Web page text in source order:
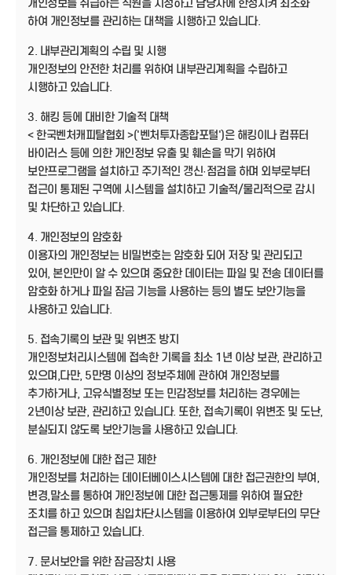
개인정보를 취급하는 직원을 지정하고 담당자에 한정시켜 최소화
하여 개인정보를 관리하는 대책을 시행하고 있습니다.
2. 내부관리계획의 수립 및 시행
개인정보의 안전한 처리를 위하여 내부관리계획을 수립하고
시행하고 있습니다.
3. 해킹 등에 대비한 기술적 대책
< 한국벤처캐피탈협회 >('벤처투자종합포털')은 해킹이나 컴퓨터
바이러스 등에 의한 개인정보 유출 및 훼손을 막기 위하여
보안프로그램을 설치하고 주기적인 갱신·점검을 하며 외부로부터
접근이 통제된 구역에 시스템을 설치하고 기술적/물리적으로 감시
및 차단하고 있습니다.
4. 개인정보의 암호화
이용자의 개인정보는 비밀번호는 암호화 되어 저장 및 관리되고
있어, 본인만이 알 수 있으며 중요한 데이터는 파일 및 전송 데이터를
암호화 하거나 파일 잠금 기능을 사용하는 등의 별도 보안기능을
사용하고 있습니다.
5. 접속기록의 보관 및 위변조 방지
개인정보처리시스템에 접속한 기록을 최소 1년 이상 보관, 관리하고
있으며,다만, 5만명 이상의 정보주체에 관하여 개인정보를
추가하거나, 고유식별정보 또는 민감정보를 처리하는 경우에는
2년이상 보관, 관리하고 있습니다. 또한, 접속기록이 위변조 및 도난,
분실되지 않도록 보안기능을 사용하고 있습니다.
6. 개인정보에 대한 접근 제한
개인정보를 처리하는 데이터베이스시스템에 대한 접근권한의 부여,
변경,말소를 통하여 개인정보에 대한 접근통제를 위하여 필요한
조치를 하고 있으며 침입차단시스템을 이용하여 외부로부터의 무단
접근을 통제하고 있습니다.
7. 문서보안을 위한 잠금장치 사용